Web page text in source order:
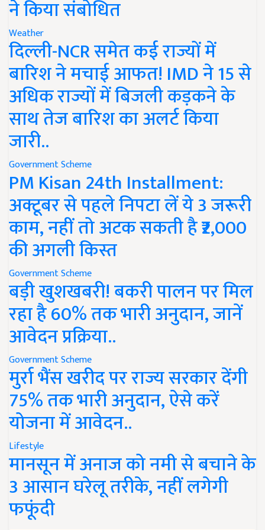
ने किया संबोधित
Weather
दिल्ली-NCR समेत कई राज्यों में
बारिश ने मचाई आफत! IMD ने 15 से
अधिक राज्यों में बिजली कड़कने के
साथ तेज बारिश का अलर्ट किया
जारी..
Government Scheme
PM Kisan 24th Installment:
अक्टूबर से पहले निपटा लें ये 3 जरूरी
काम, नहीं तो अटक सकती है ₹2,000
की अगली किस्त
Government Scheme
बड़ी खुशखबरी! बकरी पालन पर मिल
रहा है 60% तक भारी अनुदान, जानें
आवेदन प्रक्रिया..
Government Scheme
मुर्रा भैंस खरीद पर राज्य सरकार देंगी
75% तक भारी अनुदान, ऐसे करें
योजना में आवेदन..
Lifestyle
मानसून में अनाज को नमी से बचाने के
3 आसान घरेलू तरीके, नहीं लगेगी
फफूंदी